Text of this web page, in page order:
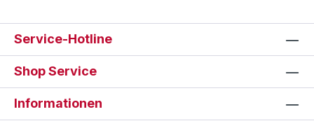
Service-Hotline
Shop Service
Informationen